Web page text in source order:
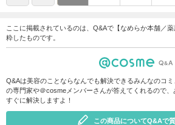
ここに掲載されているのは、Q&Aで【なめらか本舗／
粋したものです。
Q&Aは美容のことならなんでも解決できるみんなのコ
の専門家や＠cosmeメンバーさんが答えてくれるので
すぐに解決しますよ！
この商品についてQ&Aで